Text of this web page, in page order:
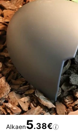
Alkaen5.38€